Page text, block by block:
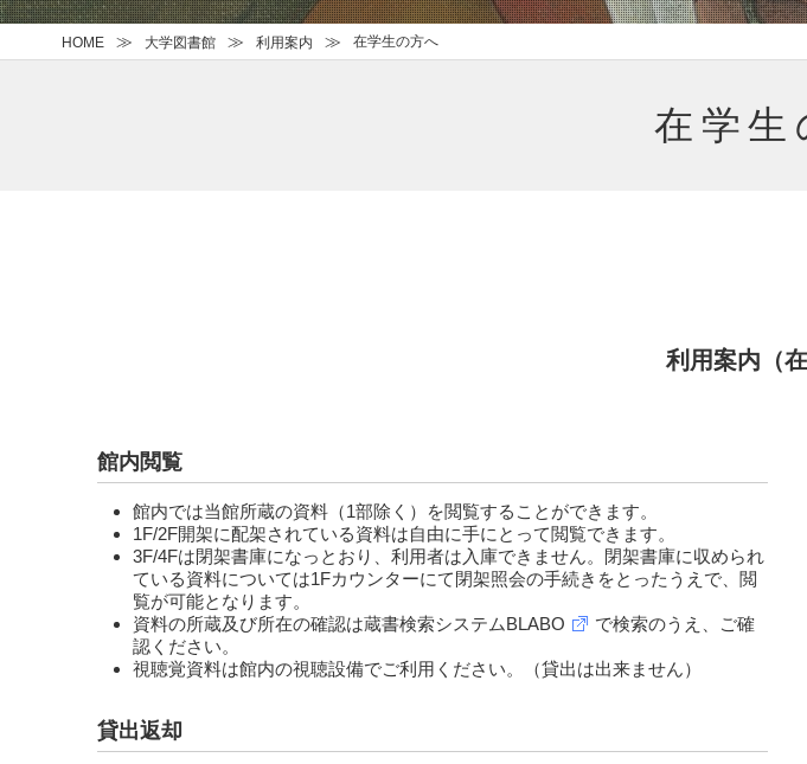
HOME 大学図書館 利用案内 在学生の方へ
在学生
利用案内（
館内閲覧
館内では当館所蔵の資料（1部除く）を閲覧することができます。
1F/2F開架に配架されている資料は自由に手にとって閲覧できます。
3F/4Fは閉架書庫になっとおり、利用者は入庫できません。閉架書庫に収められ
ている資料については1Fカウンターにて閉架照会の手続きをとったうえで、閲
覧が可能となります。
資料の所蔵及び所在の確認は蔵書検索システムBLABO
で検索のうえ、ご確
認ください。
視聴覚資料は館内の視聴設備でご利用ください。（貸出は出来ません）
貸出返却